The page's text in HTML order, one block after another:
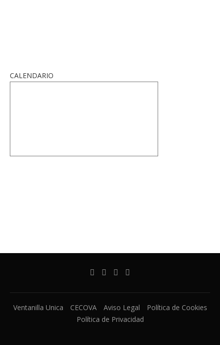
CALENDARIO
Ventanilla Unica CECOVA Aviso Legal
Política de Cookies
Política de Privacidad